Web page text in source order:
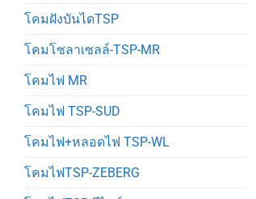
โคมฝังบันไดTSP
โคมโซลาเซลล์-TSP-MR
โคมไฟ MR
โคมไฟ TSP-SUD
โคมไฟ+หลอดไฟ TSP-WL
โคมไฟTSP-ZEBERG